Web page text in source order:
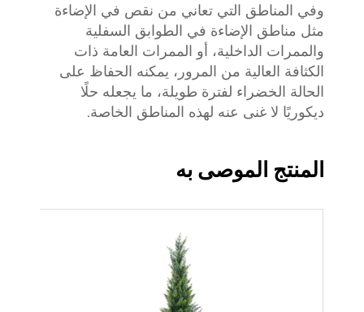
وفي المناطق التي تعاني من نقص في الإضاءة
مثل مناطق الإضاءة في الطوابق السفلية
والممرات الداخلية، أو الممرات العامة ذات
الكثافة العالية من المرور، يمكنه الحفاظ على
الحالة الخضراء لفترة طويلة، ما يجعله حلًا
ديكوريًا لا غنى عنه لهذه المناطق الخاصة.
المنتج الموصى به